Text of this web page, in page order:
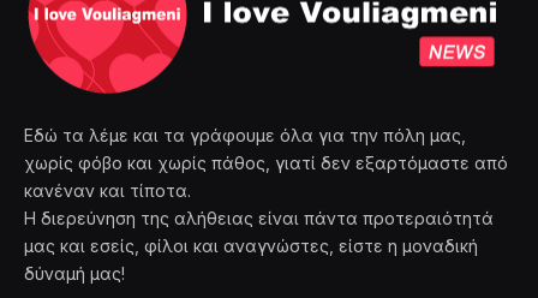
Εδώ τα λέμε και τα γράφουμε όλα για την πόλη μας,
χωρίς φόβο και χωρίς πάθος, γιατί δεν εξαρτόμαστε από
κανέναν και τίποτα.
Η διερεύνηση της αλήθειας είναι πάντα προτεραιότητά
μας και εσείς, φίλοι και αναγνώστες, είστε η μοναδική
δύναμή μας!